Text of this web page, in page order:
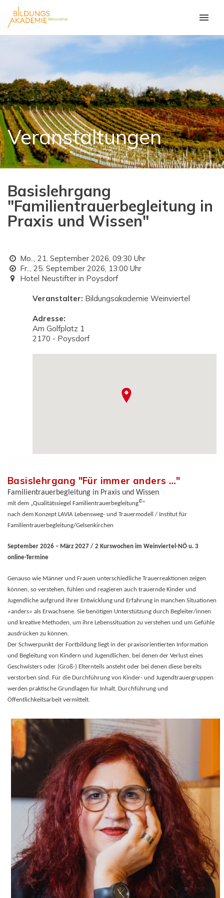
Veranstaltungen
Basislehrgang
"Familientrauerbegleitung in
Praxis und Wissen"
Mo.., 21. September 2026, 09:30 Uhr
Fr.., 25. September 2026, 13:00 Uhr
Hotel Neustifter in Poysdorf
Veranstalter: Bildungsakademie Weinviertel
Adresse:
Am Golfplatz 1
2170 - Poysdorf
Basislehrgang "Für immer anders …"
Familientrauerbegleitung in Praxis und Wissen
mit dem „Qualitätssiegel Familientrauerbegleitung©“
nach dem Konzept LAVIA Lebensweg- und Trauermodell / Institut für
Familientrauerbegleitung/Gelsenkirchen
September 2026 – März 2027 / 2 Kurswochen im Weinviertel-NÖ u. 3
online-Termine
Genauso wie Männer und Frauen unterschiedliche Trauerreaktionen zeigen
können, so verstehen, fühlen und reagieren auch trauernde Kinder und
Jugendliche aufgrund ihrer Entwicklung und Erfahrung in manchen Situationen
»anders« als Erwachsene. Sie benötigen Unterstützung durch Begleiter/innen
und kreative Methoden, um ihre Lebenssituation zu verstehen und um Gefühle
ausdrücken zu können.
Der Schwerpunkt der Fortbildung liegt in der praxisorientierten Information
und Begleitung von Kindern und Jugendlichen, bei denen der Verlust eines
Geschwisters oder (Groß-) Elternteils ansteht oder bei denen diese bereits
verstorben sind. Für die Durchführung von Kinder- und Jugendtrauergruppen
werden praktische Grundlagen für Inhalt, Durchführung und
Öffentlichkeitsarbeit vermittelt.